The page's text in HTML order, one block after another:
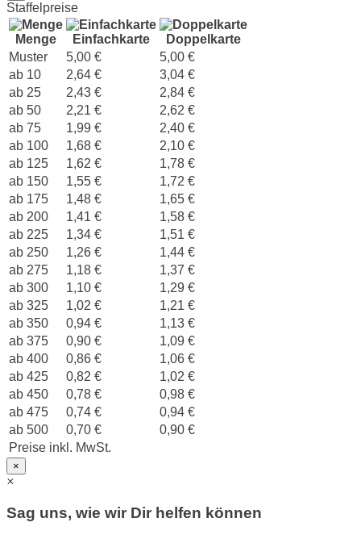
Staffelpreise
Menge Einfachkarte Doppelkarte
Preise inkl. MwSt.
Muster 5,00 €
5,00 €
ab 10
2,64 €
3,04 €
ab 25
2,43 €
2,84 €
ab 50
2,21 €
2,62 €
ab 75
1,99 €
2,40 €
ab 100
1,68 €
2,10 €
ab 125
1,62 €
1,78 €
ab 150
1,55 €
1,72 €
ab 175
1,48 €
1,65 €
ab 200
1,41 €
1,58 €
ab 225
1,34 €
1,51 €
ab 250
1,26 €
1,44 €
ab 275
1,18 €
1,37 €
ab 300
1,10 €
1,29 €
ab 325
1,02 €
1,21 €
ab 350
0,94 €
1,13 €
ab 375
0,90 €
1,09 €
ab 400
0,86 €
1,06 €
ab 425
0,82 €
1,02 €
ab 450
0,78 €
0,98 €
ab 475
0,74 €
0,94 €
ab 500
0,70 € 0,90 €
×
×
Sag uns, wie wir Dir helfen können